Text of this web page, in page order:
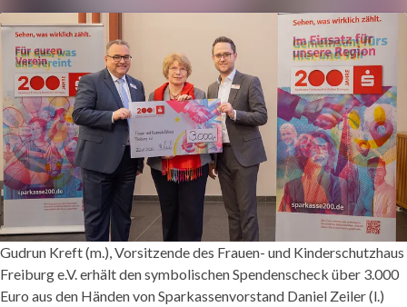
Gudrun Kreft (m.), Vorsitzende des Frauen- und Kinderschutzhaus
Freiburg e.V. erhält den symbolischen Spendenscheck über 3.000
Euro aus den Händen von Sparkassenvorstand Daniel Zeiler (l.)